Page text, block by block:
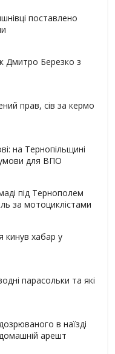
поставлено
Дмитро Березко з
прав, сів за кермо
на Тернопільщині
для ВПО
під Тернополем
за мотоциклістами
кинув хабар у
парасольки та які
в наїзді
арешт